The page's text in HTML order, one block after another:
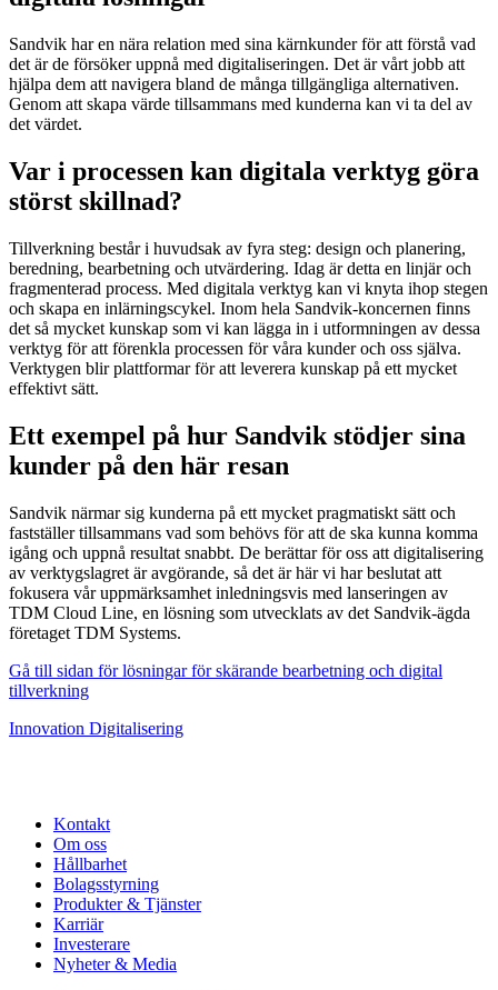
Sandvik har en nära relation med sina kärnkunder för att förstå vad
det är de försöker uppnå med digitaliseringen. Det är vårt jobb att
hjälpa dem att navigera bland de många tillgängliga alternativen.
Genom att skapa värde tillsammans med kunderna kan vi ta del av
det värdet.
Var i processen kan digitala verktyg göra
störst skillnad?
Tillverkning består i huvudsak av fyra steg: design och planering,
beredning, bearbetning och utvärdering. Idag är detta en linjär och
fragmenterad process. Med digitala verktyg kan vi knyta ihop stegen
och skapa en inlärningscykel. Inom hela Sandvik-koncernen finns
det så mycket kunskap som vi kan lägga in i utformningen av dessa
verktyg för att förenkla processen för våra kunder och oss själva.
Verktygen blir plattformar för att leverera kunskap på ett mycket
effektivt sätt.
Ett exempel på hur Sandvik stödjer sina
kunder på den här resan
Sandvik närmar sig kunderna på ett mycket pragmatiskt sätt och
fastställer tillsammans vad som behövs för att de ska kunna komma
igång och uppnå resultat snabbt. De berättar för oss att digitalisering
av verktygslagret är avgörande, så det är här vi har beslutat att
fokusera vår uppmärksamhet inledningsvis med lanseringen av
TDM Cloud Line, en lösning som utvecklats av det Sandvik-ägda
företaget TDM Systems.
Gå till sidan för lösningar för skärande bearbetning och digital
tillverkning
Innovation Digitalisering
Kontakt
Om oss
Hållbarhet
Bolagsstyrning
Produkter & Tjänster
Karriär
Investerare
Nyheter & Media